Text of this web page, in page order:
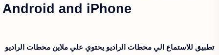
Android and iPhone
تطبيق للاستماع الي محطات الراديو يحتوي علي ملاين محطات الراديو